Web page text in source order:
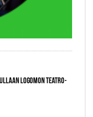
LOGOMON TEATRO-